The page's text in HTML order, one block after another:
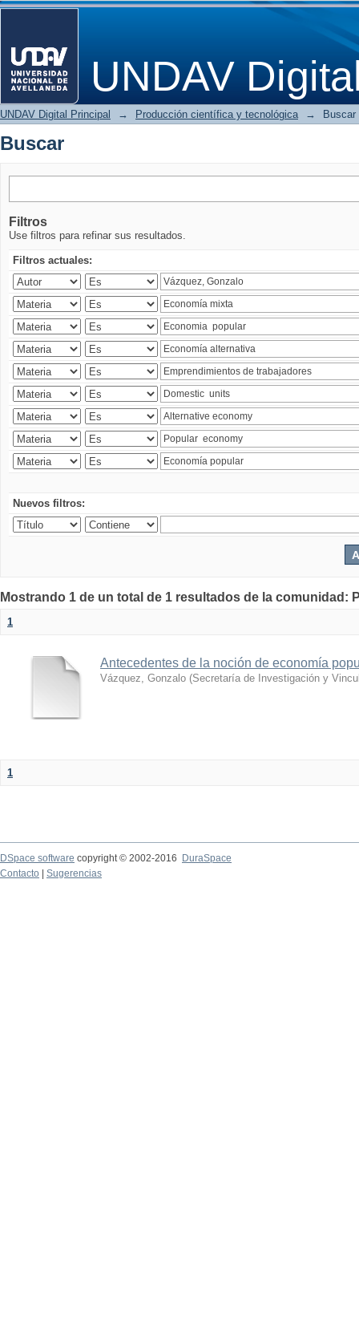
UNDAV
Buscar
UNDAV Digital Principal → Producción científica y tecnológica → Buscar
Buscar
Filtros
Use filtros para refinar sus resultados.
Filtros actuales:
Nuevos filtros:
Mostrando 1 de un total de 1 resultados de la
1
Antecedentes de la noción de economía
Vázquez, Gonzalo (Secretaría de Investigación y
1
DSpace software copyright © 2002-2016
DuraSpace
Contacto
Sugerencias